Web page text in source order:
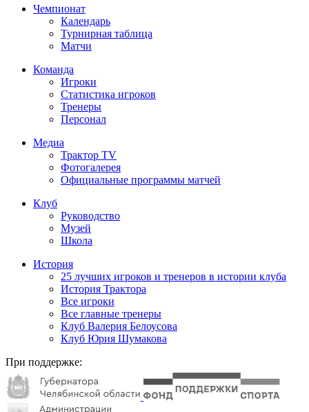
Чемпионат
Календарь
Турнирная таблица
Матчи
Команда
Игроки
Статистика игроков
Тренеры
Персонал
Медиа
Трактор TV
Фотогалерея
Официальные программы матчей
Клуб
Руководство
Музей
Школа
История
25 лучших игроков и тренеров в истории клуба
История Трактора
Все игроки
Все главные тренеры
Клуб Валерия Белоусова
Клуб Юрия Шумакова
При поддержке: